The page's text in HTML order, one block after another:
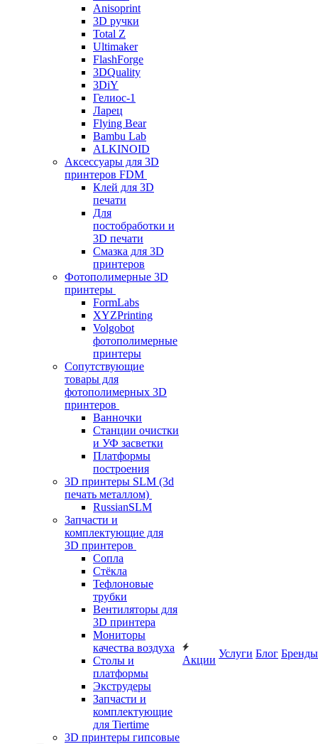
Anisoprint
3D ручки
Total Z
Ultimaker
FlashForge
3DQuality
3DiY
Гелиос-1
Ларец
Flying Bear
Bambu Lab
ALKINOID
Аксессуары для 3D
принтеров FDM
Клей для 3D
печати
Для
постобработки и
3D печати
Смазка для 3D
принтеров
Фотополимерные 3D
принтеры
FormLabs
XYZPrinting
Volgobot
фотополимерные
принтеры
Сопутствующие
товары для
фотополимерных 3D
принтеров
Ванночки
Станции очистки
и УФ засветки
Платформы
построения
3D принтеры SLM (3d
печать металлом)
RussianSLM
Запчасти и
комплектующие для
3D принтеров
Сопла
Cтёкла
Тефлоновые
трубки
Вентиляторы для
3D принтера
Мониторы
качества воздуха
Столы и
платформы
Экструдеры
Запчасти и
комплектующие
для Tiertime
3D принтеры гипсовые
Акции
Услуги Блог Бренды